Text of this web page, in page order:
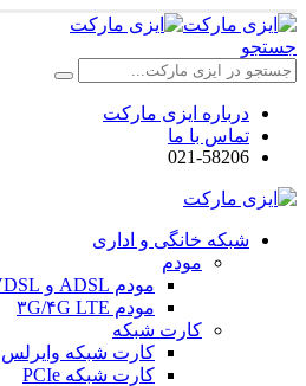
جستجو
درباره ایزی مارکت
تماس با ما
021-58206
شبکه خانگی و اداری
مودم
مودم ADSL و VDSL
مودم ۳G/۴G LTE
کارت شبکه
کارت شبکه وایرلس USB
کارت شبکه PCIe